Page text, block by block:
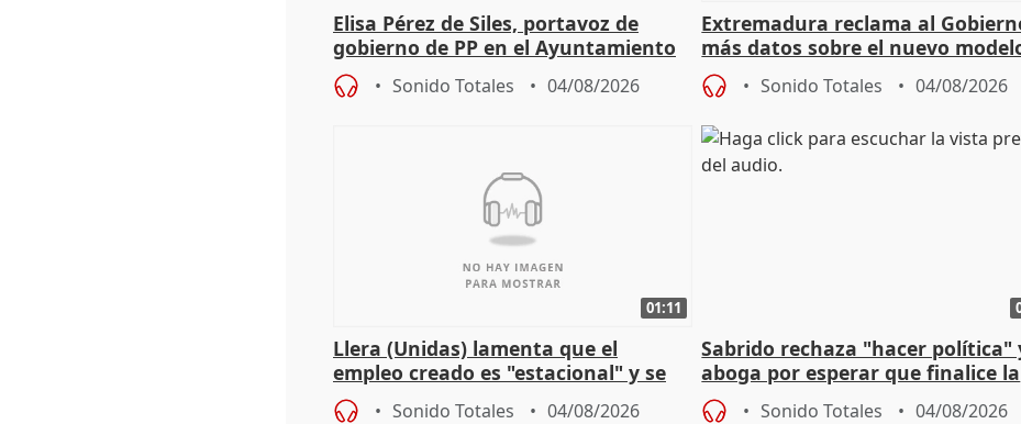
Elisa Pérez de Siles, portavoz de
gobierno de PP en el Ayuntamiento
de Málaga, deja la política
Sonido Totales 04/08/2026
Extremadura reclama al
más datos sobre el nuevo
financiación
Sonido Totales 04/08/2026
01:11
Llera (Unidas) lamenta que el
empleo creado es "estacional" y se
"esfumará" al acabar el verano
Sonido Totales 04/08/2026
Sabrido rechaza "hacer política"
aboga por esperar que finalice la
investigación del incendio
Sonido Totales 04/08/2026